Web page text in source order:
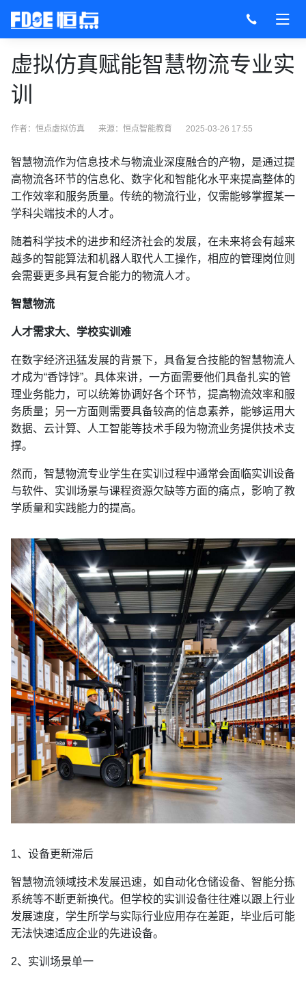
虚拟仿真赋能智慧物流专业实
训
作者：恒点虚拟仿真 来源： 恒点智能教育 2025-03-26 17:55
智慧物流作为信息技术与物流业深度融合的产物，是通过提
高物流各环节的信息化、数字化和智能化水平来提高整体的
工作效率和服务质量。传统的物流行业，仅需能够掌握某一
学科尖端技术的人才。
随着科学技术的进步和经济社会的发展，在未来将会有越来
越多的智能算法和机器人取代人工操作，相应的管理岗位则
会需要更多具有复合能力的物流人才。
智慧物流
人才需求大、学校实训难
在数字经济迅猛发展的背景下，具备复合技能的智慧物流人
才成为“香饽饽”。具体来讲，一方面需要他们具备扎实的管
理业务能力，可以统筹协调好各个环节，提高物流效率和服
务质量；另一方面则需要具备较高的信息素养，能够运用大
数据、云计算、人工智能等技术手段为物流业务提供技术支
撑。
然而，智慧物流专业学生在实训过程中通常会面临实训设备
与软件、实训场景与课程资源欠缺等方面的痛点，影响了教
学质量和实践能力的提高。
1、设备更新滞后
智慧物流领域技术发展迅速，如自动化仓储设备、智能分拣
系统等不断更新换代。但学校的实训设备往往难以跟上行业
发展速度，学生所学与实际行业应用存在差距，毕业后可能
无法快速适应企业的先进设备。
2、实训场景单一